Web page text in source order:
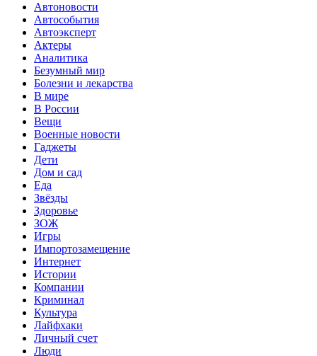
Автоновости
Автособытия
Автоэксперт
Актеры
Аналитика
Безумный мир
Болезни и лекарства
В мире
В России
Вещи
Военные новости
Гаджеты
Дети
Дом и сад
Еда
Звёзды
Здоровье
ЗОЖ
Игры
Импортозамещение
Интернет
Истории
Компании
Криминал
Культура
Лайфхаки
Личный счет
Люди